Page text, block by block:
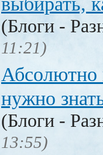
(Блоги -
11:21)
Абсолютно
нужно
(Блоги -
13:55)